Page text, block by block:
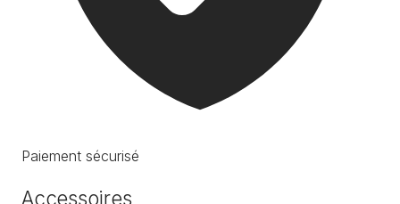
Paiement sécurisé
Accessoires